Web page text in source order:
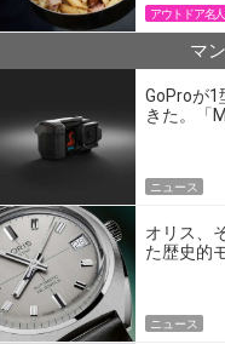
アウトドア名
マ
GoProが1
きた。「
ニュース
オリス、
た歴史的
ニュース